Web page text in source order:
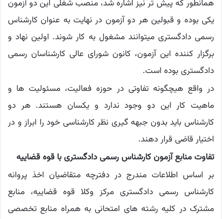
همانطور که پیش تر نیز اشاره شد، منصب شغلی این دو آزمون
یکی بوده و قبولین هر دو آزمون در نهایت به عنوان کارشناس
رسمی دادگستری میتوانند مشغول به کار شوند. اولین نهاد و
برگزار کننده این آزمون، کانون شورای عالی کارشناسان رسمی
دادگستری بوده است.
در واقع هیچگونه تفاوتی در حوزه فعالیت، مسئولیت ها و
ماهیت کار این دو وجود ندارد و یکسان هستند. هر دو
کارشناس باید بدون جبهه گیری نظر کارشناسی خود را ابراز و در
اختیار قاضی قرار دهند.
تفاوت منابع آزمون کارشناس رسمی دادگستری با قوه قضاییه
بر اساس اطلاعات مندرج در دفترچه متقاضیان اخذ پروانه
کارشناس رسمی دادگستری مرکز وکلا قوه قضاییه، منابع
مشترک در کلیه رشته های امتحانی به همراه منابع تخصصی